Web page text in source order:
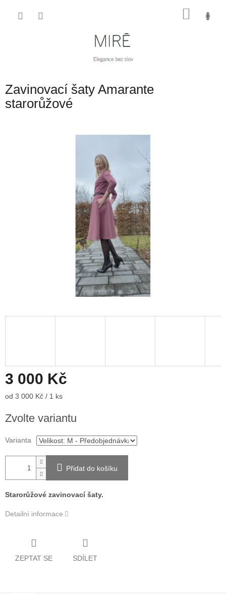
Zavinovací šaty Amarante
starorůžové
3 000 Kč
Měrná
od 3 000 Kč / 1 ks
Zvolte variantu
Varianta
Přidat do košíku
Starorůžové zavinovací šaty.
Detailní informace
ZEPTAT SE SDÍLET